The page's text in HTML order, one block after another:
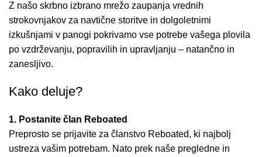
Z našo skrbno izbrano mrežo zaupanja vrednih
strokovnjakov za navtične storitve in dolgoletnimi
izkušnjami v panogi pokrivamo vse potrebe vašega plovila
po vzdrževanju, popravilih in upravljanju – natančno in
zanesljivo.
Kako deluje?
1. Postanite član Reboated
Preprosto se prijavite za članstvo Reboated, ki najbolj
ustreza vašim potrebam. Nato prek naše pregledne in